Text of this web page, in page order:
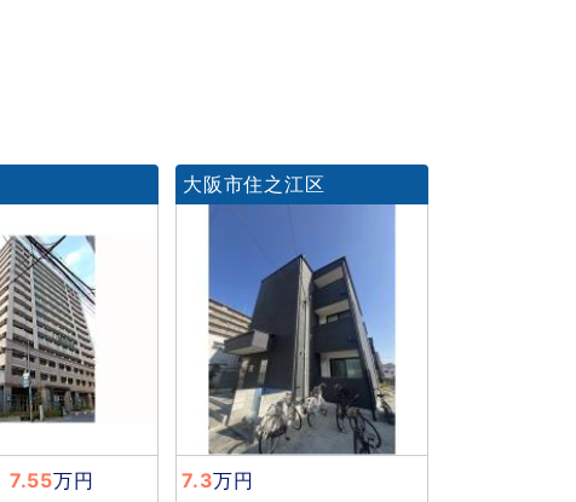
7.55万円
大阪市住之江区
7.3万円